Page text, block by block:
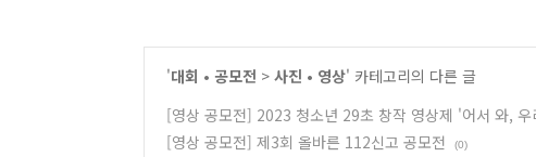
'대회 • 공모전 > 사진 • 영상' 카테고리의 다른 글
[영상 공모전] 2023 청소년 29초 창작 영상제 '어서 와, 우
[영상 공모전] 제3회 올바른 112신고 공모전 (0)